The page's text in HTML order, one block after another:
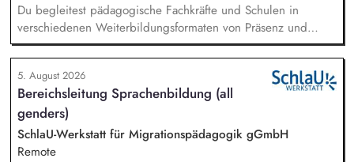
Du begleitest pädagogische Fachkräfte und Schulen in
verschiedenen Weiterbildungsformaten von Präsenz und
Online-Workshops bis hin zu pädogischen Tagen und erstellst
Online-Selbstlernkurse für unsere Plattform schlau-lernen.org.
Die inhaltlichen Schwerpunkte liegen dabei auf den
Bereichen Lesen lernen, Mehrsprachigkeitsbewusstsein und
Alphabetisierung in der Grundschule.
5. August 2026
Bereichsleitung Sprachenbildung (all
genders)
SchlaU-Werkstatt für Migrationspädagogik gGmbH
Remote